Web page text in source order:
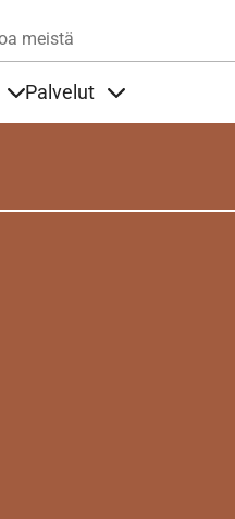
meistä
Palvelut